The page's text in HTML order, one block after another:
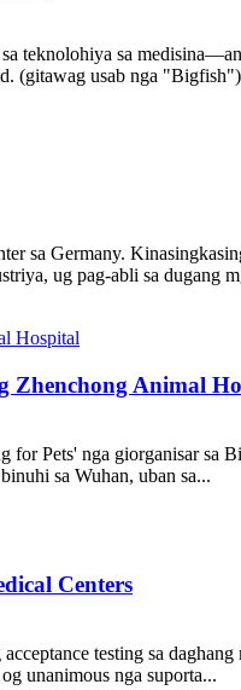
teknolohiya sa
(gitawag usab nga
Germany.
ug pag-abli sa dugang
Zhenchong Animal
Pets' nga giorganisar
sa Wuhan, uban sa...
Centers
testing sa
unanimous nga suporta...